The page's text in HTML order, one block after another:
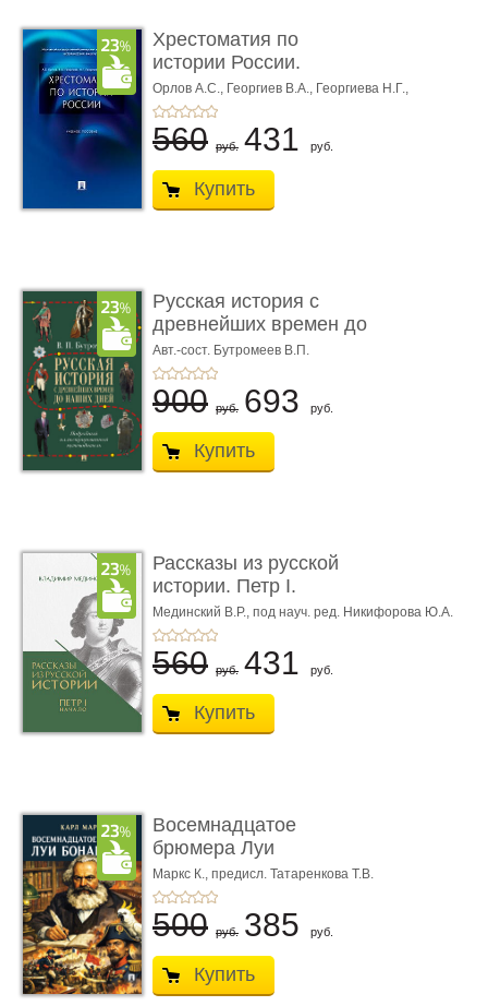
Хрестоматия по
истории России.
Учебное пособи� ...
Орлов А.С., Георгиев В.А., Георгиева Н.Г.,
Сивохина Т.А.
560 руб. 431 руб.
Купить
Русская история с
древнейших времен до
наших д ...
Авт.-сост. Бутромеев В.П.
900 руб. 693 руб.
Купить
Рассказы из русской
истории. Петр I.
Начало. Кни ...
Мединский В.Р., под науч. ред. Никифорова Ю.А.
560 руб. 431 руб.
Купить
Восемнадцатое
брюмера Луи
Бонапарта
Маркс К., предисл. Татаренкова Т.В.
500 руб. 385 руб.
Купить